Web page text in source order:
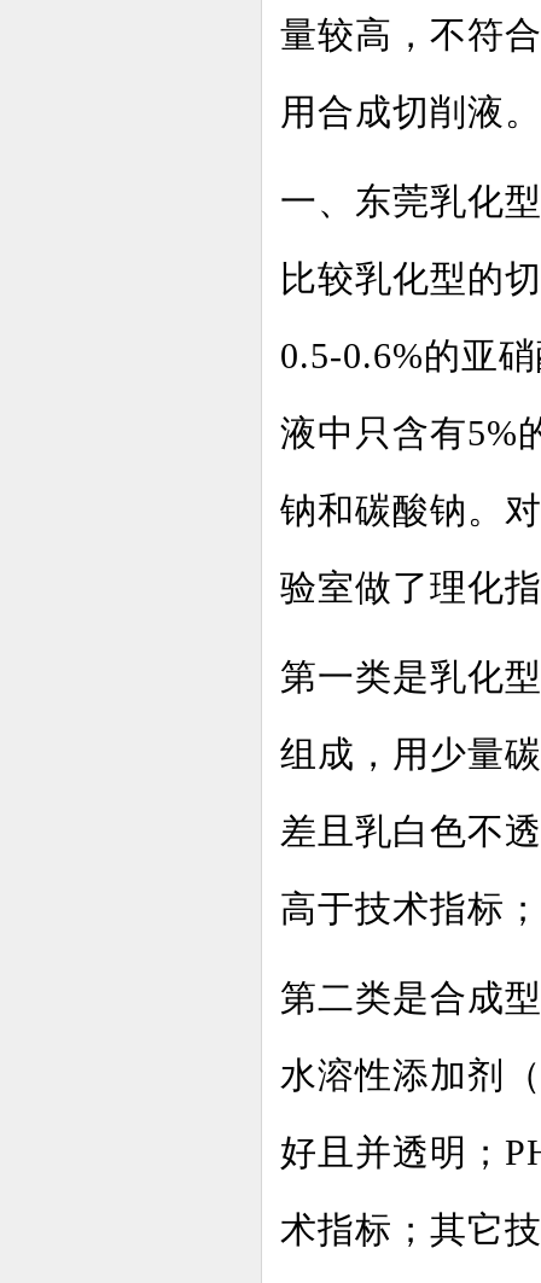
量较高，不符
用合成切削液。
一、东莞乳化
比较乳化型的
0.5-0.6%的亚
液中只含有5%
钠和碳酸钠。
验室做了理化
第一类是乳化
组成，用少量
差且乳白色不
高于技术指标
第二类是合成
水溶性添加剂
好且并透明；
术指标；其它